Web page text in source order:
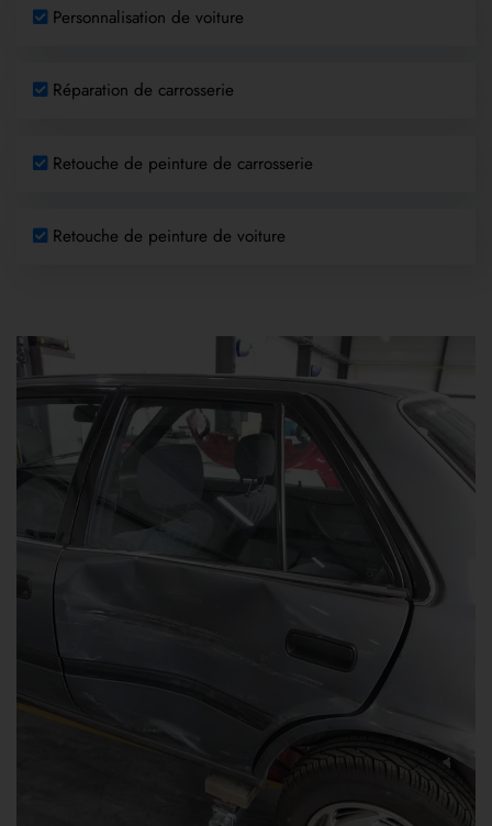
Personnalisation de voiture
Réparation de carrosserie
Retouche de peinture de carrosserie
Retouche de peinture de voiture